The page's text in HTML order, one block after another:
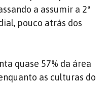
a assumir a 2ª
pouco atrás dos
quase 57% da área
as culturas do